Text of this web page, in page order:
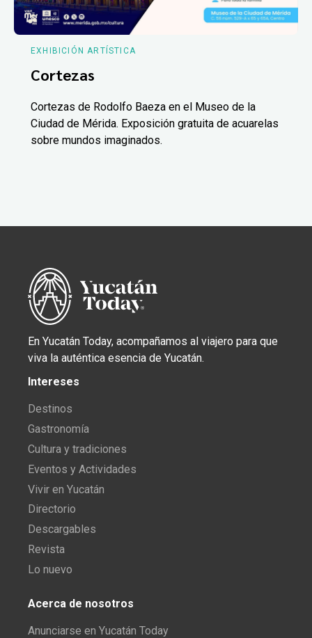
EXHIBICIÓN ARTÍSTICA
Cortezas
Cortezas de Rodolfo Baeza en el Museo de la
Ciudad de Mérida. Exposición gratuita de acuarelas
sobre mundos imaginados.
En Yucatán Today, acompañamos al viajero para que
viva la auténtica esencia de Yucatán.
Intereses
Destinos
Gastronomía
Cultura y tradiciones
Eventos y Actividades
Vivir en Yucatán
Directorio
Descargables
Revista
Lo nuevo
Acerca de nosotros
Anunciarse en Yucatán Today